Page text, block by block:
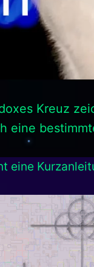
Kreuz
eine
eine